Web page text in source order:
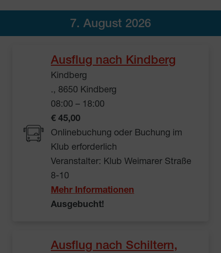
7. August 2026
Ausflug nach Kindberg
Kindberg
., 8650 Kindberg
08:00 – 18:00
€ 45,00
Onlinebuchung oder Buchung im
Klub erforderlich
Veranstalter: Klub Weimarer Straße
8-10
Mehr Informationen
Ausgebucht!
Ausflug nach Schiltern,